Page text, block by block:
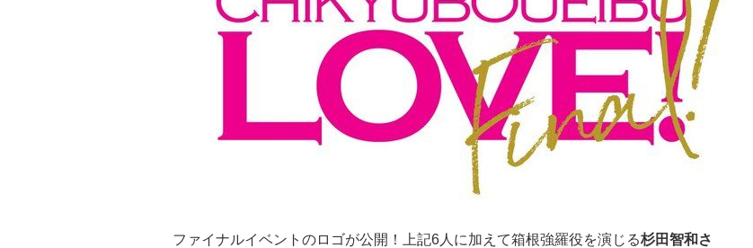
ファイナルイベントのロゴが公開！上記6人に加えて箱根強羅役を演じる杉田智和さ